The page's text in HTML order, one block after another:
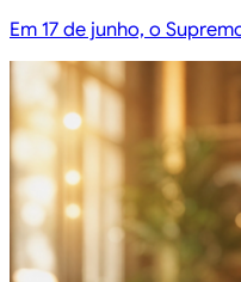
Em 17 de junho, o